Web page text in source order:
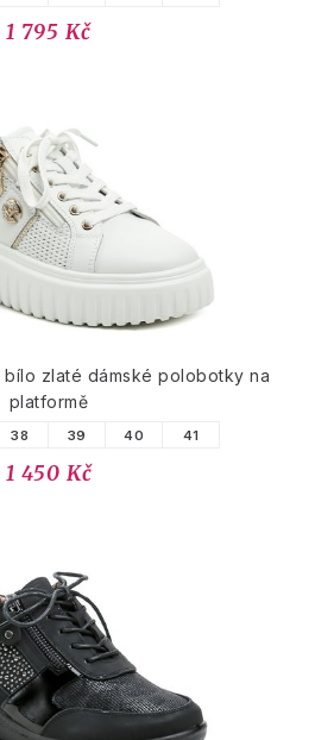
1 795 Kč
zlaté dámské polobotky na
platformě
38 39 40 41
1 450 Kč